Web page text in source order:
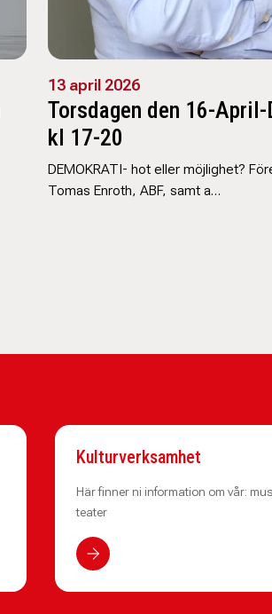
13 april 2026
Torsdagen den 16-
kl 17-20
DEMOKRATI- hot eller möjlighet?
Tomas Enroth, ABF, samt a…
Kulturverksamhet
Här finner ni information om vår:
teater